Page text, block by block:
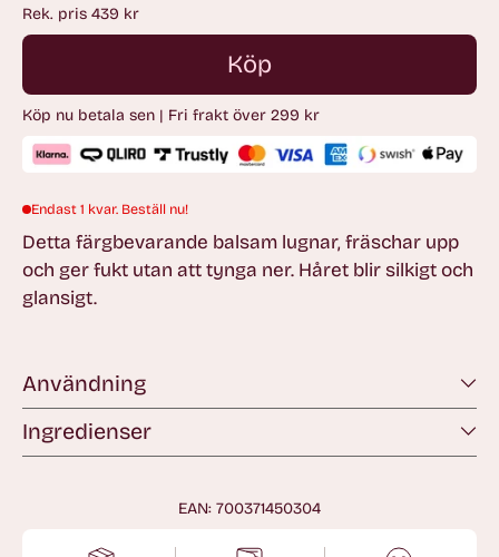
pris
Rek. pris 439 kr
Köp
Köp nu betala sen | Fri frakt över 299 kr
Endast 1 kvar. Beställ nu!
Detta färgbevarande balsam lugnar, fräschar upp
och ger fukt utan att tynga ner. Håret blir silkigt och
glansigt.
Användning
Ingredienser
EAN: 700371450304